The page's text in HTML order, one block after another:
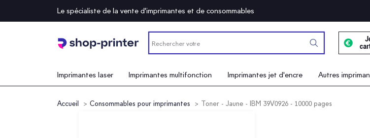
Le spécialiste de la vente d'imprimantes et de consommables
Imprimantes laser Imprimantes multifonction Imprimantes jet d'encre Autres
Accueil Consommables pour imprimantes Toner - Jaune - IBM 39V0926 - 10000 pages